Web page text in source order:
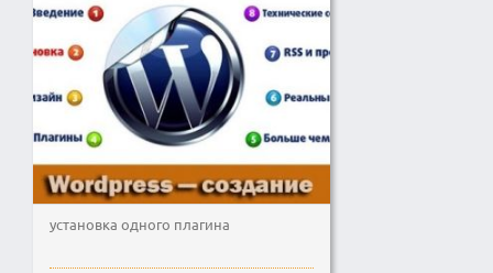
установка одного плагина